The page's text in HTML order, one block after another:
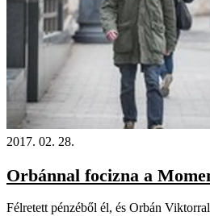
2017. 02. 28.
Orbánnal focizna a
Félretett pénzéből él, és Orbán